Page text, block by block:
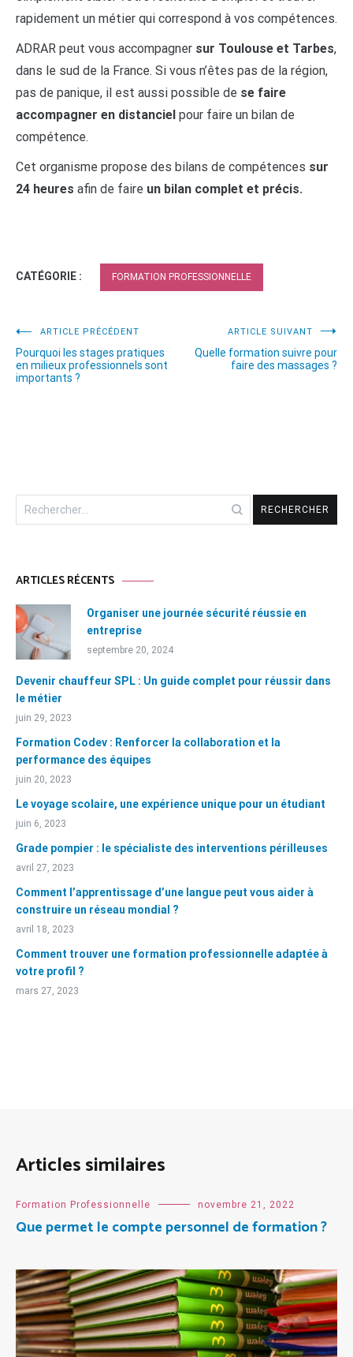
rapidement un métier qui correspond à vos compétences.
ADRAR peut vous accompagner sur Toulouse et Tarbes,
dans le sud de la France. Si vous n’êtes pas de la région,
pas de panique, il est aussi possible de se faire
accompagner en distanciel pour faire un bilan de
compétence.
Cet organisme propose des bilans de compétences sur
24 heures afin de faire un bilan complet et précis.
CATÉGORIE : FORMATION PROFESSIONNELLE
Navigation
de
ARTICLE PRÉCÉDENT
Pourquoi les stages pratiques
en milieux professionnels sont
importants ?
ARTICLE SUIVANT
Quelle formation suivre pour
faire des massages ?
Rechercher :
ARTICLES RÉCENTS
Organiser une journée sécurité réussie en
entreprise
septembre 20, 2024
Devenir chauffeur SPL : Un guide complet pour réussir dans
le métier
juin 29, 2023
Formation Codev : Renforcer la collaboration et la
performance des équipes
juin 20, 2023
Le voyage scolaire, une expérience unique pour un étudiant
juin 6, 2023
Grade pompier : le spécialiste des interventions périlleuses
avril 27, 2023
Comment l’apprentissage d’une langue peut vous aider à
construire un réseau mondial ?
avril 18, 2023
Comment trouver une formation professionnelle adaptée à
votre profil ?
mars 27, 2023
Articles similaires
Formation Professionnelle novembre 21, 2022
Que permet le compte personnel de formation ?